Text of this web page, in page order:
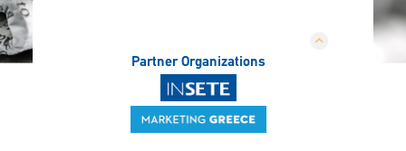
Partner Organizations